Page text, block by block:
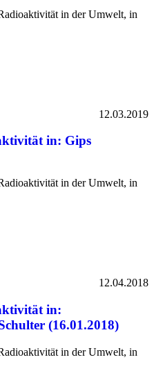
in der Umwelt, in
12.03.2019
in: Gips
in der Umwelt, in
12.04.2018
in:
(16.01.2018)
in der Umwelt, in